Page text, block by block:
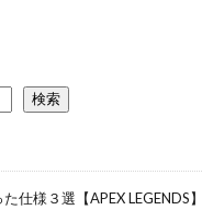
検索
仕様３選【APEX LEGENDS